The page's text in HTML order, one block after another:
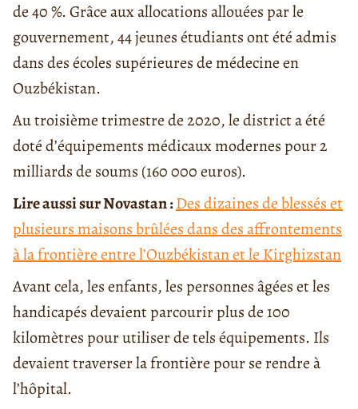
de 40 %. Grâce aux allocations allouées par le
gouvernement, 44 jeunes étudiants ont été admis
dans des écoles supérieures de médecine en
Ouzbékistan.
Au troisième trimestre de 2020, le district a été
doté d’équipements médicaux modernes pour 2
milliards de soums (160 000 euros).
Lire aussi sur Novastan :Des dizaines de blessés et
plusieurs maisons brûlées dans des affrontements
à la frontière entre l’Ouzbékistan et le Kirghizstan
Avant cela, les enfants, les personnes âgées et les
handicapés devaient parcourir plus de 100
kilomètres pour utiliser de tels équipements. Ils
devaient traverser la frontière pour se rendre à
l’hôpital.